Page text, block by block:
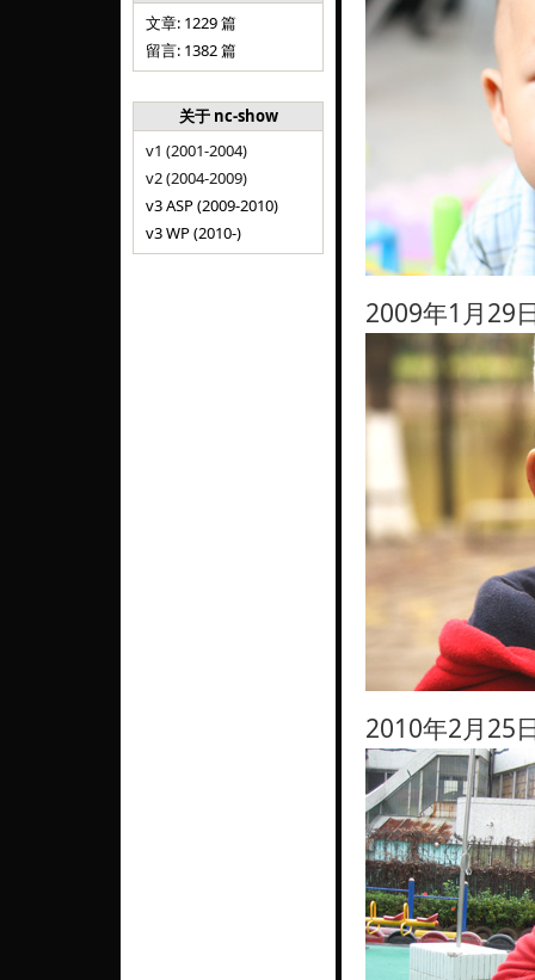
文章: 1229 篇
留言: 1382 篇
关于 nc-show
v1 (2001-2004)
v2 (2004-2009)
v3 ASP (2009-2010)
v3 WP (2010-)
2009年1月29
2010年2月25